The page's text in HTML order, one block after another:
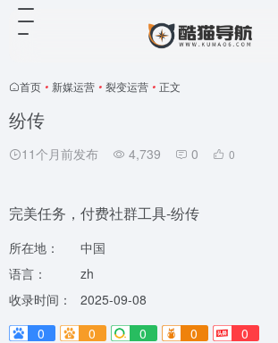
首页 • 新媒运营 • 裂变运营 • 正文
纷传
11个月前发布 4,739 0 0
完美任务，付费社群工具-纷传
所在地：
中国
语言：
zh
收录时间：
2025-09-08
0
0 0 0 0